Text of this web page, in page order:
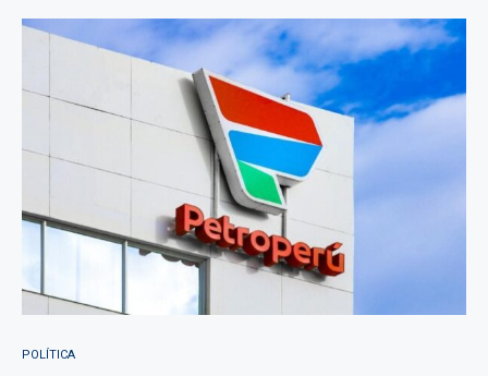
POLÍTICA